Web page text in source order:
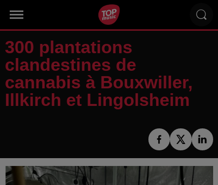
300 plantations
clandestines de
cannabis à Bouxwiller,
Illkirch et Lingolsheim